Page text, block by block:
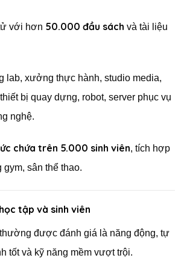
với hơn 50.000 đầu sách và tài liệu
lab, xưởng thực hành, studio media,
bị quay dựng, robot, server phục vụ
nghệ.
chứa trên 5.000 sinh viên, tích hợp
gym, sân thể thao.
tập và sinh viên
được đánh giá là năng động, tự
tốt và kỹ năng mềm vượt trội.